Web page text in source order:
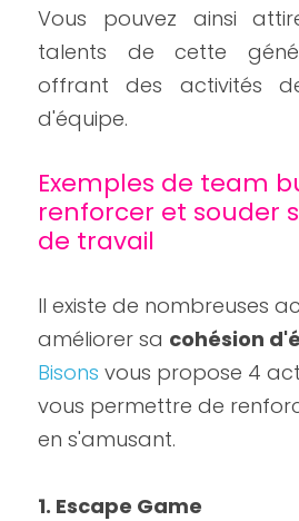
Vous pouvez ainsi
talents de cette
offrant des activités
d'équipe.
Exemples de team
renforcer et souder
de travail
Il existe de nombreuses
améliorer sa cohésion
Bisons vous propose 4
vous permettre de
en s'amusant.
1. Escape Game